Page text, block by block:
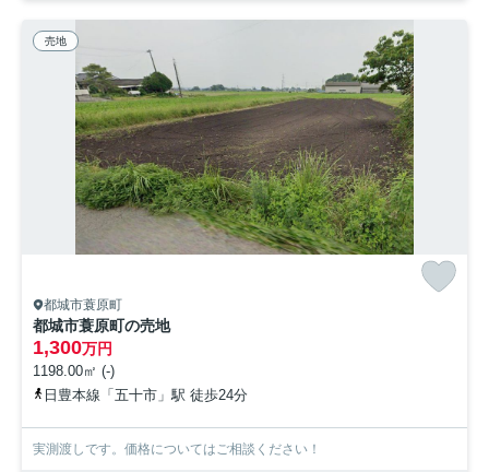
売地
都城市蓑原町
都城市蓑原町の売地
1,300万円
1198.00㎡ (-)
日豊本線「五十市」駅 徒歩24分
実測渡しです。価格についてはご相談ください！